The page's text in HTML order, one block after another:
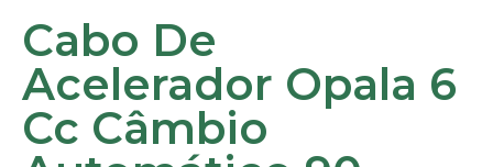
Cabo De
Acelerador Opala 6
Cc Câmbio